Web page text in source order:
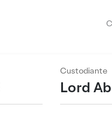
Custodiante
Lord